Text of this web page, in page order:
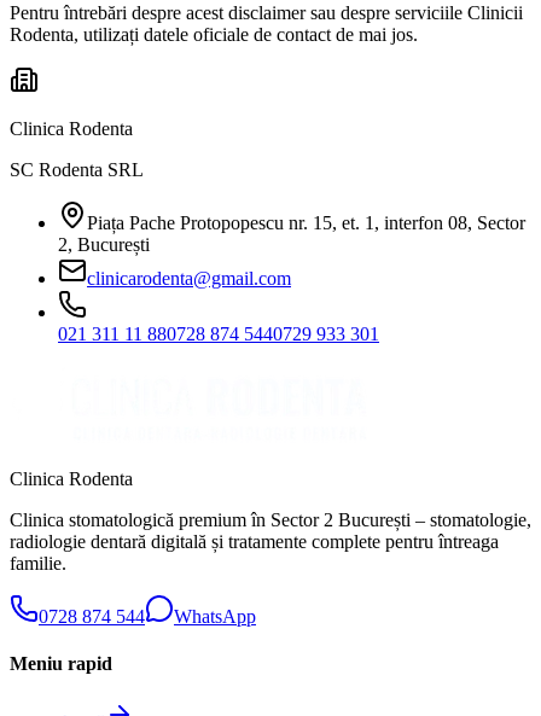
Pentru întrebări despre acest disclaimer sau despre serviciile Clinicii
Rodenta, utilizați datele oficiale de contact de mai jos.
Clinica Rodenta
SC Rodenta SRL
Piața Pache Protopopescu nr. 15, et. 1, interfon 08, Sector
2, București
clinicarodenta@gmail.com
021 311 11 880728 874 5440729 933 301
Clinica Rodenta
Clinica stomatologică premium în Sector 2 București – stomatologie,
radiologie dentară digitală și tratamente complete pentru întreaga
familie.
0728 874 544 WhatsApp
Meniu rapid